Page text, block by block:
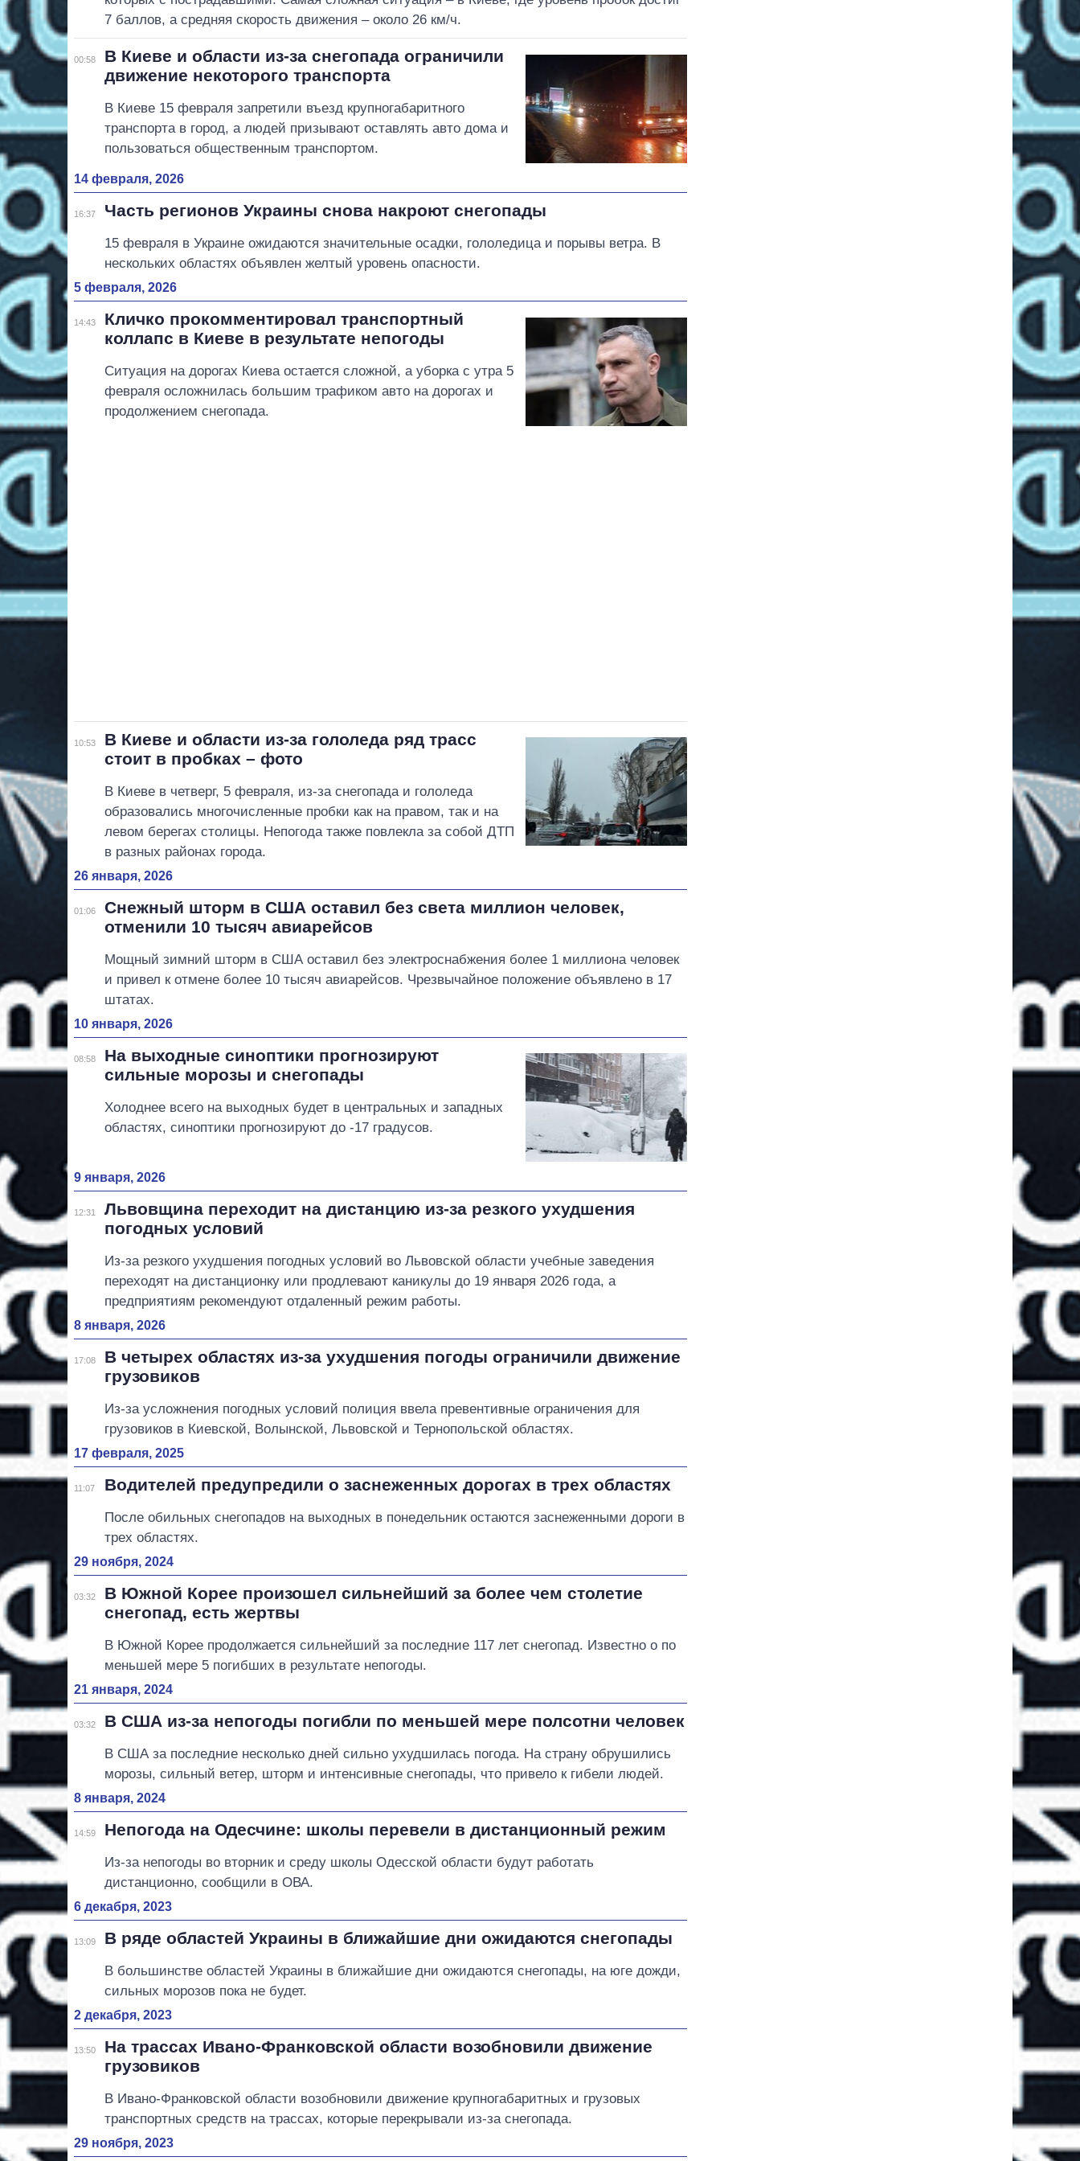
7 баллов, а средняя скорость движения – около 26 км/ч.
00:58
В Киеве и области из-за снегопада ограничили
движение некоторого транспорта
В Киеве 15 февраля запретили въезд крупногабаритного
транспорта в город, а людей призывают оставлять авто дома и
пользоваться общественным транспортом.
14 февраля, 2026
16:37 Часть регионов Украины снова накроют снегопады
15 февраля в Украине ожидаются значительные осадки, гололедица и порывы ветра. В
нескольких областях объявлен желтый уровень опасности.
5 февраля, 2026
14:43
Кличко прокомментировал транспортный
коллапс в Киеве в результате непогоды
Ситуация на дорогах Киева остается сложной, а уборка с утра 5
февраля осложнилась большим трафиком авто на дорогах и
продолжением снегопада.
10:53
В Киеве и области из-за гололеда ряд трасс
стоит в пробках – фото
В Киеве в четверг, 5 февраля, из-за снегопада и гололеда
образовались многочисленные пробки как на правом, так и на
левом берегах столицы. Непогода также повлекла за собой ДТП
в разных районах города.
26 января, 2026
01:06
Снежный шторм в США оставил без света миллион человек,
отменили 10 тысяч авиарейсов
Мощный зимний шторм в США оставил без электроснабжения более 1 миллиона человек
и привел к отмене более 10 тысяч авиарейсов. Чрезвычайное положение объявлено в 17
штатах.
10 января, 2026
08:58
На выходные синоптики прогнозируют
сильные морозы и снегопады
Холоднее всего на выходных будет в центральных и западных
областях, синоптики прогнозируют до -17 градусов.
9 января, 2026
12:31
Львовщина переходит на дистанцию ​​из-за резкого ухудшения
погодных условий
Из-за резкого ухудшения погодных условий во Львовской области учебные заведения
переходят на дистанционку или продлевают каникулы до 19 января 2026 года, а
предприятиям рекомендуют отдаленный режим работы.
8 января, 2026
17:08
В четырех областях из-за ухудшения погоды ограничили движение
грузовиков
Из-за усложнения погодных условий полиция ввела превентивные ограничения для
грузовиков в Киевской, Волынской, Львовской и Тернопольской областях.
17 февраля, 2025
11:07 Водителей предупредили о заснеженных дорогах в трех областях
После обильных снегопадов на выходных в понедельник остаются заснеженными дороги в
трех областях.
29 ноября, 2024
03:32
В Южной Корее произошел сильнейший за более чем столетие
снегопад, есть жертвы
В Южной Корее продолжается сильнейший за последние 117 лет снегопад. Известно о по
меньшей мере 5 погибших в результате непогоды.
21 января, 2024
03:32 В США из-за непогоды погибли по меньшей мере полсотни человек
В США за последние несколько дней сильно ухудшилась погода. На страну обрушились
морозы, сильный ветер, шторм и интенсивные снегопады, что привело к гибели людей.
8 января, 2024
14:59 Непогода на Одесчине: школы перевели в дистанционный режим
Из-за непогоды во вторник и среду школы Одесской области будут работать
дистанционно, сообщили в ОВА.
6 декабря, 2023
13:09 В ряде областей Украины в ближайшие дни ожидаются снегопады
В большинстве областей Украины в ближайшие дни ожидаются снегопады, на юге дожди,
сильных морозов пока не будет.
2 декабря, 2023
13:50
На трассах Ивано-Франковской области возобновили движение
грузовиков
В Ивано-Франковской области возобновили движение крупногабаритных и грузовых
транспортных средств на трассах, которые перекрывали из-за снегопада.
29 ноября, 2023